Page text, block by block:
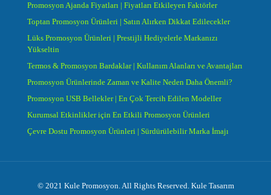
Promosyon Ajanda Fiyatları | Fiyatları Etkileyen Faktörler
Toptan Promosyon Ürünleri | Satın Alırken Dikkat Edilecekler
Lüks Promosyon Ürünleri | Prestijli Hediyelerle Markanızı
Yükseltin
Termos & Promosyon Bardaklar | Kullanım Alanları ve Avantajları
Promosyon Ürünlerinde Zaman ve Kalite Neden Daha Önemli?
Promosyon USB Bellekler | En Çok Tercih Edilen Modeller
Kurumsal Etkinlikler için En Etkili Promosyon Ürünleri
Çevre Dostu Promosyon Ürünleri | Sürdürülebilir Marka İmajı
© 2021 Kule Promosyon. All Rights Reserved. Kule Tasarım